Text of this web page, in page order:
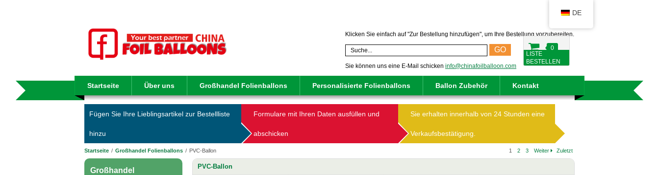
Klicken Sie einfach auf "Zur Bestellung hinzufügen", um Ihre Bestellung vorzubereiten.
GO
0
LISTE
BESTELLEN
Sie können uns eine E-Mail schicken info@chinafoilballoon.com
Startseite Über uns Großhandel Folienballons Personalisierte Folienballons Ballon Zubehör Kontakt
Fügen Sie Ihre Lieblingsartikel zur Bestellliste
hinzu
Formulare mit Ihren Daten ausfüllen und
abschicken
Sie erhalten innerhalb von 24 Stunden eine
Verkaufsbestätigung.
Startseite / Großhandel Folienballons / PVC-Ballon
Großhandel
1 2 3 Weiter Zuletzt
PVC-Ballon
DE